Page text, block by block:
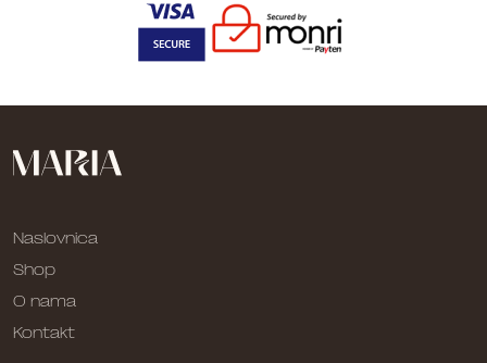
Naslovnica
Shop
O nama
Kontakt